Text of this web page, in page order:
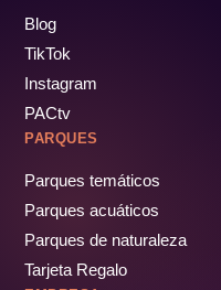
Blog
TikTok
Instagram
PACtv
PARQUES
Parques temáticos
Parques acuáticos
Parques de naturaleza
Tarjeta Regalo